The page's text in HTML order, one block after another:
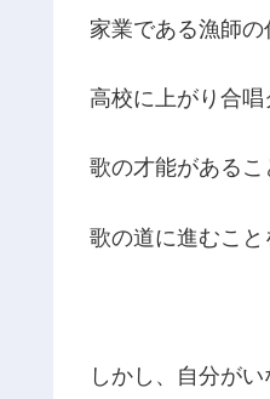
家業である漁師の
高校に上がり合唱
歌の才能があるこ
歌の道に進むこと
しかし、自分が